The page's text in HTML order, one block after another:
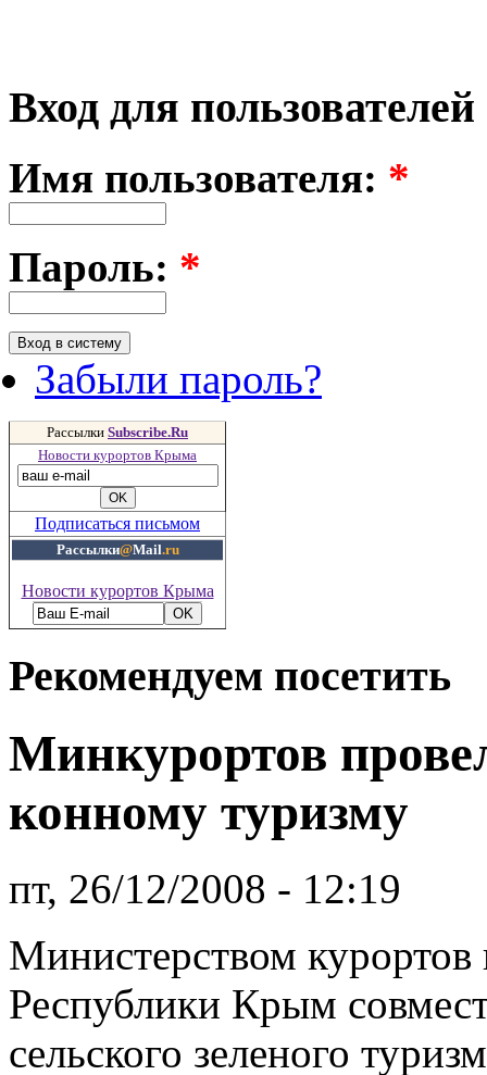
Вход для пользователей
Имя пользователя: *
Пароль: *
Забыли пароль?
Рассылки Subscribe.Ru
Новости курортов Крыма
Подписаться письмом
Рассылки@Mail.ru
Новости курортов Крыма
Рекомендуем посетить
Минкурортов
конному туризму
пт, 26/12/2008 - 12:19
Министерством
Республики Крым
сельского зеленого